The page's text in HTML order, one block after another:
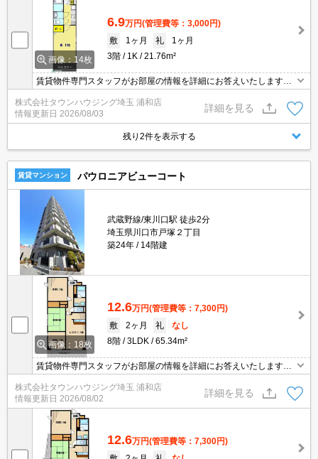
画像：14枚
6.9万円(管理費等：3,000円)
敷
1ヶ月 礼
1ヶ月
3階
1K 21.76m²
賃貸物件専門スタッフがお部屋の情報を詳細にお答えいたします。
お問合わせはタウンハウジング浦和店まで♪
株式会社タウンハウジング埼玉 浦和店
情報更新日 2026/08/03
詳細を見る
残り2件を表示する
賃貸マンション パウロニアビューコート
武蔵野線/東川口駅 徒歩2分
埼玉県川口市戸塚２丁目
築24年
14階建
画像：18枚
12.6万円(管理費等：7,300円)
敷
2ヶ月 礼
なし
8階
3LDK 65.34m²
賃貸物件専門スタッフがお部屋の情報を詳細にお答えいたします。
お問合わせはタウンハウジング浦和店まで♪
株式会社タウンハウジング埼玉 浦和店
情報更新日 2026/08/02
詳細を見る
12.6万円(管理費等：7,300円)